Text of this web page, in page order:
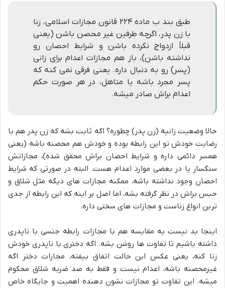
طبق بند ب ماده ۲۲۴ قانون مجازات اسلامی، زنا
با زن پدر، اگرچه طرفین غیر محصن باشن (یعنی
قبلاً ازدواج نکرده باشن و شرایط احصان رو
نداشته باشن)، باز هم مجازات اعدام برای زانی
(پسر) رو به دنبال داره. یعنی فرقی نمی کنه که
پسر مجرد باشه یا متاهل، در هر صورت حکم
اعدام براش صادر میشه.
حالا وضعیت زانیه (زن پدر) چطوره؟ اگه ثابت بشه که زن پدر هم با
رضایت خودش تو این رابطه بوده و خودش هم محصنه باشه (یعنی
همسر دائمی داره و شرایط احصان براش محقق شده)، مجازاتش
سنگسار یا در بعضی موارد اعدام هست. البته در صورتی که شرایط
احصان وجود نداشته باشه، ممکنه مجازات های دیگه مثل شلاق و
حبس براش در نظر گرفته بشه، اما اصل بر اینه که این رابطه از جدی
ترین انواع زناست و مجازات های سختی داره.
اینجا بد نیست یه مقایسه هم با مجازات رابطه جنسی با ناپدری
داشته باشیم تا تفاوت ها روشن بشه. اگه دختری با ناپدری خودش
زنا کنه، یعنی عکس این حالت اتفاق بیفته، مجازات دختر اگه
غیرمحصنه باشه، اعدام نیست و فقط به صد ضربه شلاق محکوم
میشه. این تفاوت تو مجازات نشون دهنده اهمیت و جایگاه خاص